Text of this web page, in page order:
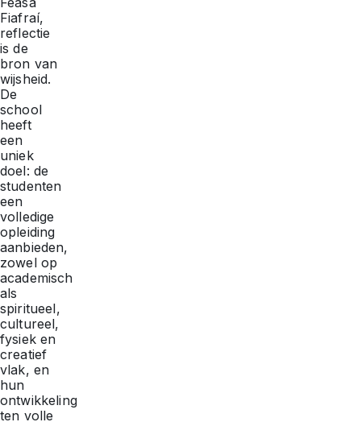
Fiafraí,
reflectie
is de
bron van
wijsheid.
De
school
heeft
een
uniek
doel: de
studenten
een
volledige
opleiding
aanbieden,
zowel op
academisch
als
spiritueel,
cultureel,
fysiek en
creatief
vlak, en
hun
ontwikkeling
ten volle